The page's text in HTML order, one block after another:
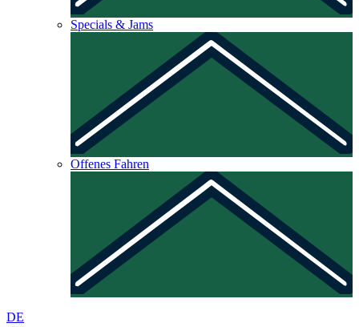
Specials & Jams
Offenes Fahren
DE